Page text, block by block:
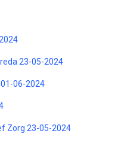
23-05-2024
06-2024
Zorg 23-05-2024